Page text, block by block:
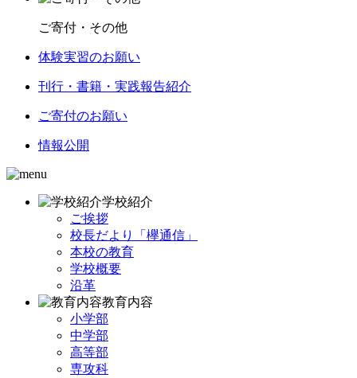
ご寄付・その他
体験実習のお願い
刊行・書籍・実践報告紹介
ご寄付のお願い
情報公開
学校紹介
ご挨拶
校長だより「欅通信」
本校の教育
学校概要
沿革
教育内容
小学部
中学部
高等部
専攻科